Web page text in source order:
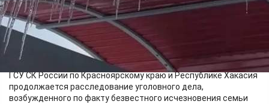
Фото:
ГСУ СК России по Красноярскому краю и Республике Хакасия
Первым управлением по расследованию особо важных дел
ГСУ СК России по Красноярскому краю и Республике Хакасия
продолжается расследование уголовного дела,
возбужденного по факту безвестного исчезновения семьи